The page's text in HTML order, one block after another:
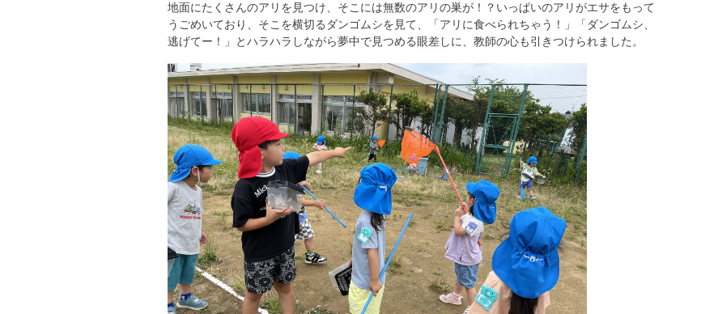
地面にたくさんのアリを見つけ、そこには無数のアリの巣が！？いっぱいのアリがエサをもって
うごめいており、そこを横切るダンゴムシを見て、「アリに食べられちゃう！」「ダンゴムシ、
逃げてー！」とハラハラしながら夢中で見つめる眼差しに、教師の心も引きつけられました。